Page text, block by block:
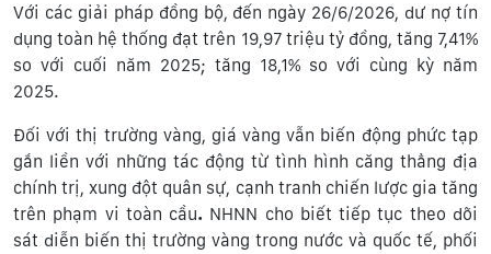
Với các giải pháp đồng bộ, đến ngày 26/6/2026, dư nợ tín
dụng toàn hệ thống đạt trên 19,97 triệu tỷ đồng, tăng 7,41%
so với cuối năm 2025; tăng 18,1% so với cùng kỳ năm
2025.
Đối với thị trường vàng, giá vàng vẫn biến động phức tạp
gắn liền với những tác động từ tình hình căng thẳng địa
chính trị, xung đột quân sự, cạnh tranh chiến lược gia tăng
trên phạm vi toàn cầu. NHNN cho biết tiếp tục theo dõi
sát diễn biến thị trường vàng trong nước và quốc tế, phối